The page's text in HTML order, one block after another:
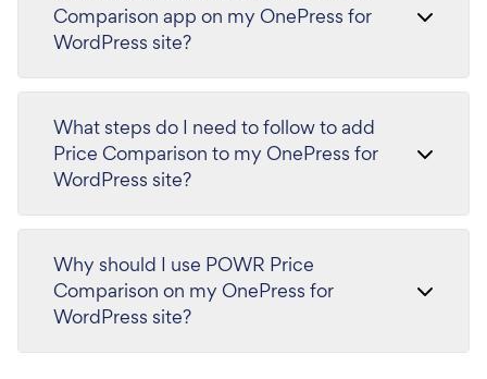
Comparison app on my OnePress for
WordPress site?
What steps do I need to follow to add
Price Comparison to my OnePress for
WordPress site?
Why should I use POWR Price
Comparison on my OnePress for
WordPress site?